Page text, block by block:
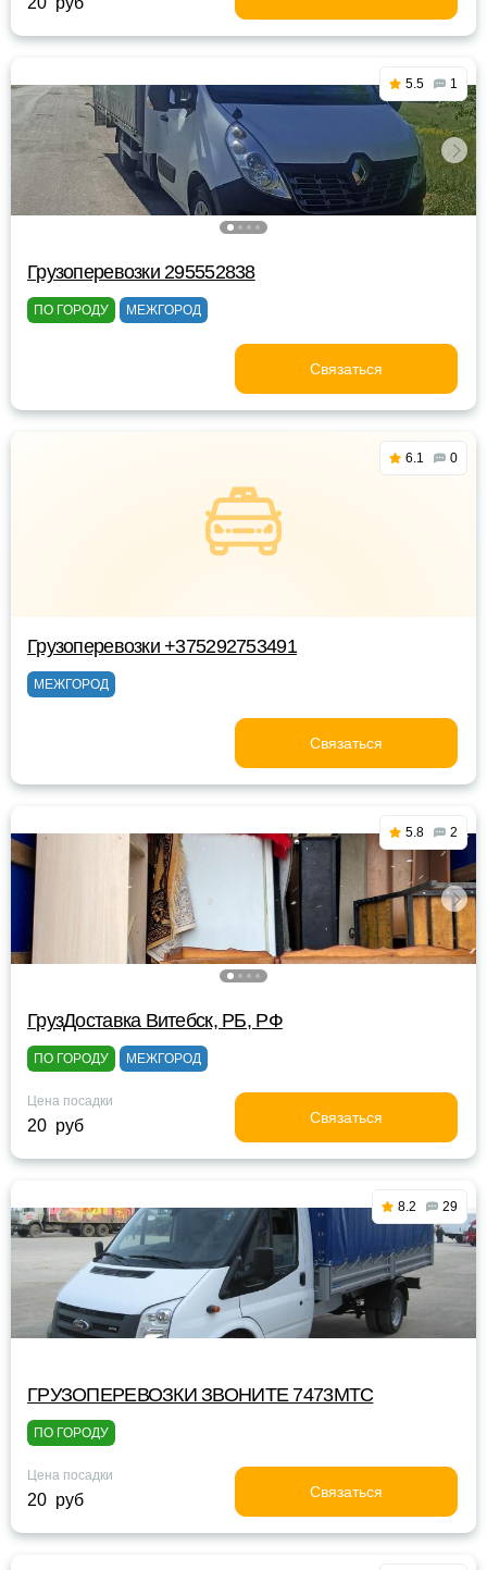
5.5 1
Грузоперевозки 295552838
ПО ГОРОДУ МЕЖГОРОД
Связаться
6.1 0
Грузоперевозки +375292753491
МЕЖГОРОД
Связаться
5.8 2
ГрузДоставка Витебск, РБ, РФ
ПО ГОРОДУ МЕЖГОРОД
Цена посадки
20 руб Связаться
8.2 29
ГРУЗОПЕРЕВОЗКИ ЗВОНИТЕ 7473МТС
ПО ГОРОДУ
Цена посадки
20 руб Связаться